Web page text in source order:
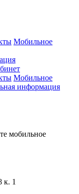
Мобильное
Мобильное
информация
мобильное
к. 1